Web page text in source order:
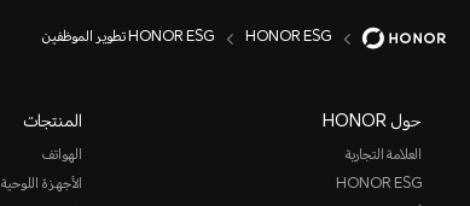
HONOR ESG HONOR ESG تطوير الموظفين
حول HONOR
العلامة التجارية
HONOR ESG
المنتجات
الهواتف
الأجهزة اللوحية